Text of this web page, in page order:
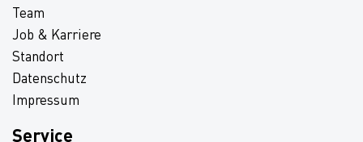
Team
Job & Karriere
Standort
Datenschutz
Impressum
Service